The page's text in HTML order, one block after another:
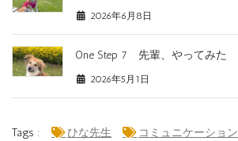
2026年6月8日
One Step 7 先輩、やってみた
2026年5月1日
Tags : ひな先生 コミュニケーション